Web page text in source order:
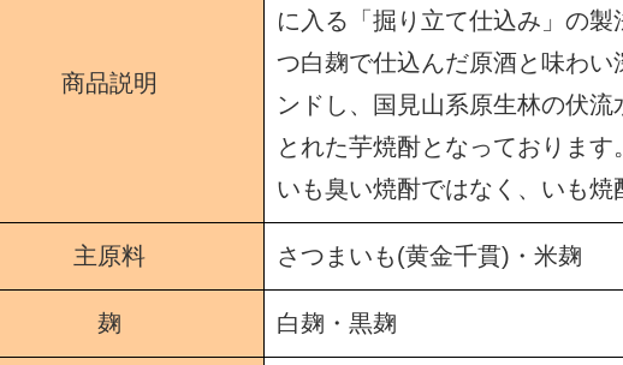
商品説明
に入る「掘り立て仕込み」の
つ白麹で仕込んだ原酒と味わ
ンドし、国見山系原生林の伏
とれた芋焼酎となっております。
いも臭い焼酎ではなく、いも焼
主原料 さつまいも(黄金千貫)・米麹
麹 白麹・黒麹